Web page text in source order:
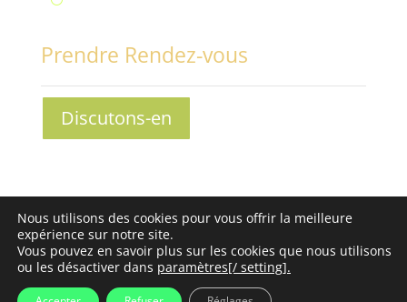
Prendre Rendez-vous
Discutons-en
droits réservés -Mentions légales - Conditions
Générales de Vente
Nous utilisons des cookies pour vous offrir la meilleure
expérience sur notre site.
Vous pouvez en savoir plus sur les cookies que nous utilisons
ou les désactiver dans paramètres[/ setting].